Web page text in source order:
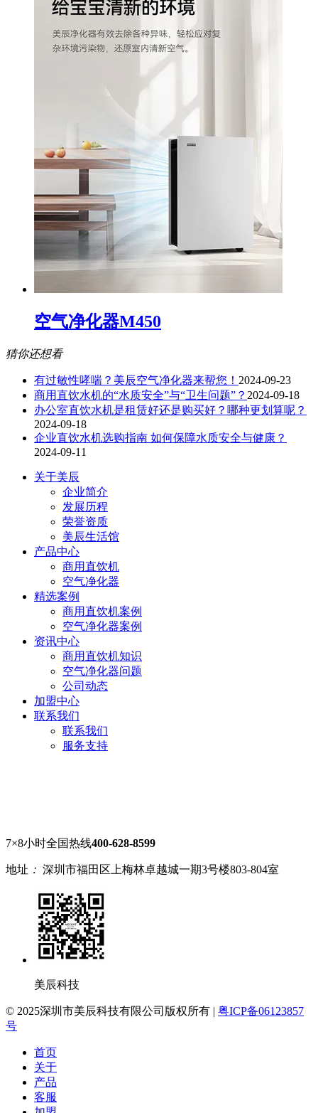
空气净化器M450
猜你还想看
有过敏性哮喘？美辰空气净化器来帮您！ 2024-09-23
商用直饮水机的“水质安全”与“卫生问题”？ 2024-09-18
办公室直饮水机是租赁好还是购买好？哪种更划算呢？
2024-09-18
企业直饮水机选购指南 如何保障水质安全与健康？
2024-09-11
关于美辰
企业简介
发展历程
荣誉资质
美辰生活馆
产品中心
商用直饮机
空气净化器
精选案例
商用直饮机案例
空气净化器案例
资讯中心
商用直饮机知识
空气净化器问题
公司动态
加盟中心
联系我们
联系我们
服务支持
7×8小时全国热线400-628-8599
地址 ： 深圳市福田区上梅林卓越城一期3号楼803-804室
美辰科技
© 2025深圳市美辰科技有限公司版权所有 | 粤ICP备06123857
号
首页
关于
产品
客服